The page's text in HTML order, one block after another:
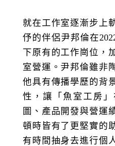
就在工作室逐漸步上
伃的伴侶尹邦倫在
下原有的工作崗位，
室營運。尹邦倫雖非
他具有傳播學歷的背
性，讓「魚室工房
圖、產品開發與營運
頓時皆有了更堅實的
有時間抽身去進行個